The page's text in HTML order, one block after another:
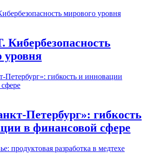
Кибербезопасность
уровня
Петербург»: гибкость
в финансовой сфере